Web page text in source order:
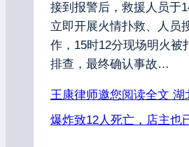
接到报警后，救援人员于
立即开展火情扑救、人员
作，15时12分现场明火被
排查，最终确认事故…
王康律师邀您阅读全文 湖
爆炸致12人死亡，店主也